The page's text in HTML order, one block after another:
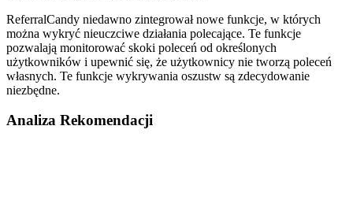
ReferralCandy niedawno zintegrował nowe funkcje, w których
można wykryć nieuczciwe działania polecające. Te funkcje
pozwalają monitorować skoki poleceń od określonych
użytkowników i upewnić się, że użytkownicy nie tworzą poleceń
własnych. Te funkcje wykrywania oszustw są zdecydowanie
niezbędne.
Analiza Rekomendacji